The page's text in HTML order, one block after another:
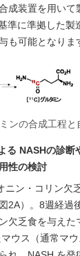
成装置を用いて
準に準拠した製
も可能となりま
ンの合成工程と
る NASHの診断
性の検討
ニン・コリン欠
2A）。8週経過
欠乏食を与えた
ウス（通常マ